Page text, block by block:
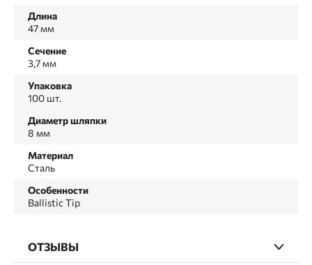
Длина
47 мм
Сечение
3,7 мм
Упаковка
100 шт.
Диаметр шляпки
8 мм
Материал
Сталь
Особенности
Ballistic Tip
ОТЗЫВЫ